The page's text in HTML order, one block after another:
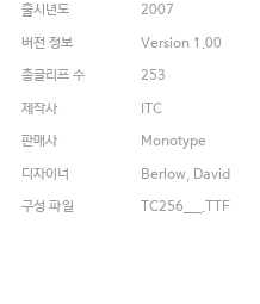
출시년도
2007
버전 정보
Version 1.00
총글리프 수
253
제작사
ITC
판매사
Monotype
디자이너
Berlow, David
구성 파일
TC256___.TTF